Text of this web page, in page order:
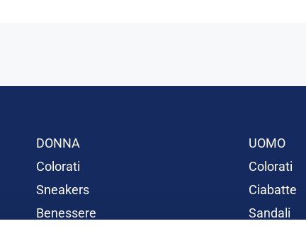
DONNA
Colorati
Sneakers
Benessere
UOMO
Colorati
Ciabatte
Sandali